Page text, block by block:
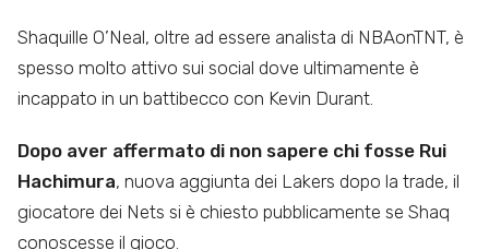
Shaquille O’Neal, oltre ad essere analista di NBAonTNT, è
spesso molto attivo sui social dove ultimamente è
incappato in un battibecco con Kevin Durant.
Dopo aver affermato di non sapere chi fosse Rui
Hachimura, nuova aggiunta dei Lakers dopo la trade, il
giocatore dei Nets si è chiesto pubblicamente se Shaq
conoscesse il gioco.